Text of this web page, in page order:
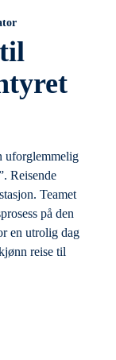
uforglemmelig
Reisende
Teamet
på den
en utrolig dag
reise til